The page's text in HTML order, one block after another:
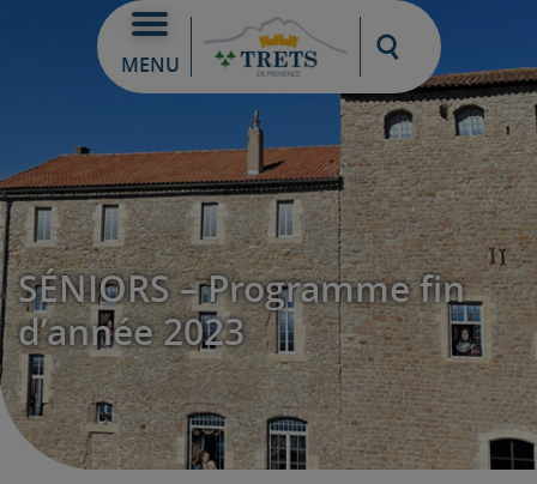
MENU
Moteur de
SÉNIORS – Programme fin
d’année 2023